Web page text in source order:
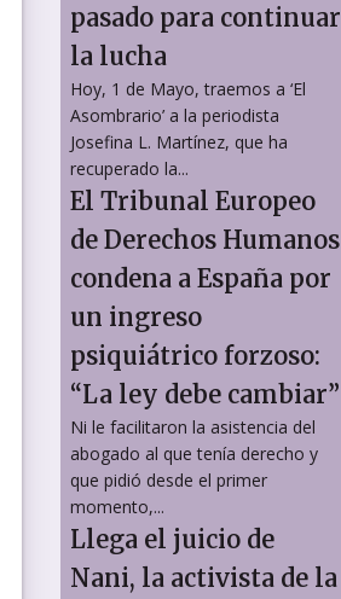
pasado para continuar
la lucha
Hoy, 1 de Mayo, traemos a ‘El
Asombrario’ a la periodista
Josefina L. Martínez, que ha
recuperado la...
El Tribunal Europeo
de Derechos Humanos
condena a España por
un ingreso
psiquiátrico forzoso:
“La ley debe cambiar”
Ni le facilitaron la asistencia del
abogado al que tenía derecho y
que pidió desde el primer
momento,...
Llega el juicio de
Nani, la activista de la